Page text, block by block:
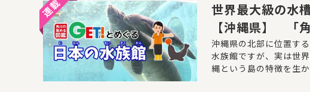
世界最大級の水
【沖縄県】 「
館」第10回
沖縄県の北部に位置す
水族館ですが、実は世
縄という島の特徴を生
まるため、海の生きも